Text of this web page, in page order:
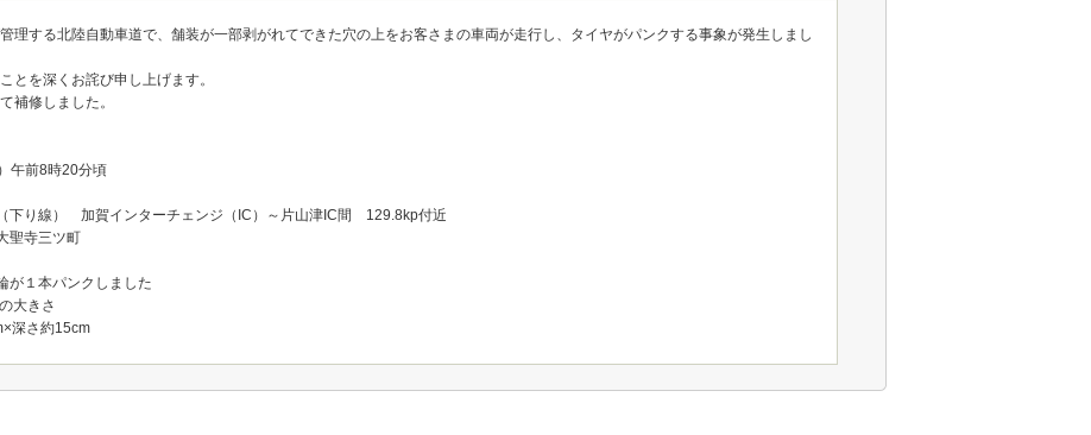
理する北陸自動車道で、舗装が一部剥がれてできた穴の上をお客さまの車両が走行し、タイヤがパンクする事象が発生しまし
とを深くお詫び申し上げます。
補修しました。
午前8時20分頃
下り線） 加賀インターチェンジ（IC）～片山津IC間 129.8kp付近
聖寺三ツ町
が１本パンクしました
大きさ
深さ約15cm